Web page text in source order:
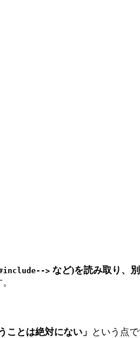
> など)を読み取り、
ことは絶対にない」 という点